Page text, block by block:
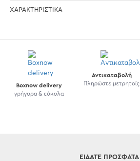
ΧΑΡΑΚΤΗΡΙΣΤΙΚΆ
Boxnow delivery
γρήγορα & εύκολα
Αντικαταβολή
Πληρώστε μετρητοίς
ΕΊΔΑΤΕ ΠΡΌΣΦΑΤΑ